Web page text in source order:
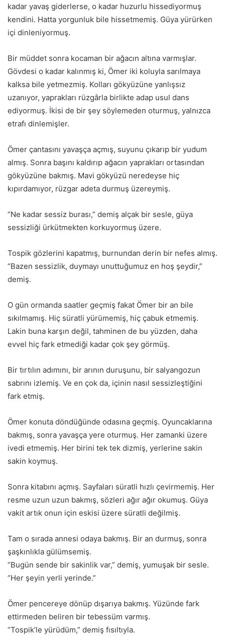
kadar yavaş giderlerse, o kadar huzurlu hissediyormuş
kendini. Hatta yorgunluk bile hissetmemiş. Güya yürürken
içi dinleniyormuş.
Bir müddet sonra kocaman bir ağacın altına varmışlar.
Gövdesi o kadar kalınmış ki, Ömer iki koluyla sarılmaya
kalksa bile yetmezmiş. Kolları gökyüzüne yanlışsız
uzanıyor, yaprakları rüzgârla birlikte adap usul dans
ediyormuş. İkisi de bir şey söylemeden oturmuş, yalnızca
etrafı dinlemişler.
Ömer çantasını yavaşça açmış, suyunu çıkarıp bir yudum
almış. Sonra başını kaldırıp ağacın yaprakları ortasından
gökyüzüne bakmış. Mavi gökyüzü neredeyse hiç
kıpırdamıyor, rüzgar adeta durmuş üzereymiş.
“Ne kadar sessiz burası,” demiş alçak bir sesle, güya
sessizliği ürkütmekten korkuyormuş üzere.
Tospik gözlerini kapatmış, burnundan derin bir nefes almış.
“Bazen sessizlik, duymayı unuttuğumuz en hoş şeydir,”
demiş.
O gün ormanda saatler geçmiş fakat Ömer bir an bile
sıkılmamış. Hiç süratli yürümemiş, hiç çabuk etmemiş.
Lakin buna karşın değil, tahminen de bu yüzden, daha
evvel hiç fark etmediği kadar çok şey görmüş.
Bir tırtılın adımını, bir arının duruşunu, bir salyangozun
sabrını izlemiş. Ve en çok da, içinin nasıl sessizleştiğini
fark etmiş.
Ömer konuta döndüğünde odasına geçmiş. Oyuncaklarına
bakmış, sonra yavaşça yere oturmuş. Her zamanki üzere
ivedi etmemiş. Her birini tek tek dizmiş, yerlerine sakin
sakin koymuş.
Sonra kitabını açmış. Sayfaları süratli hızlı çevirmemiş. Her
resme uzun uzun bakmış, sözleri ağır ağır okumuş. Güya
vakit artık onun için eskisi üzere süratli değilmiş.
Tam o sırada annesi odaya bakmış. Bir an durmuş, sonra
şaşkınlıkla gülümsemiş.
“Bugün sende bir sakinlik var,” demiş, yumuşak bir sesle.
“Her şeyin yerli yerinde.”
Ömer pencereye dönüp dışarıya bakmış. Yüzünde fark
ettirmeden beliren bir tebessüm varmış.
“Tospik’le yürüdüm,” demiş fısıltıyla.